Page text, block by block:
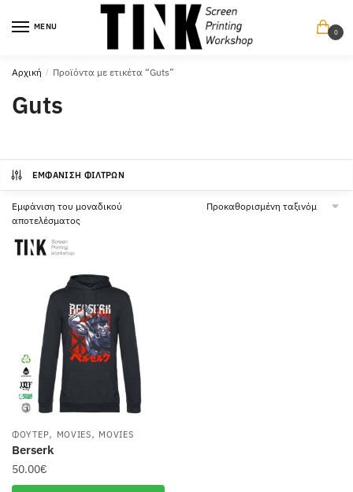
στην
στο
MENU
0
Αρχική / Προϊόντα με ετικέτα “Guts”
Guts
ΕΜΦΆΝΙΣΗ ΦΊΛΤΡΩΝ
Εμφάνιση του μοναδικού
αποτελέσματος
ΦΟΎΤΕΡ, MOVIES, MOVIES
Berserk
50.00€